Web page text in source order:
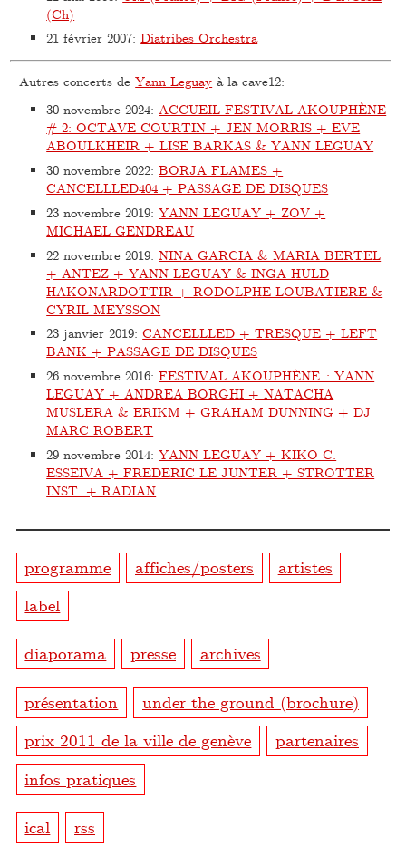
(Ch)
21 février 2007:Diatribes Orchestra
Autres concerts deYann Leguay à la cave12:
30 novembre 2024:ACCUEIL FESTIVAL AKOUPHÈNE
# 2: OCTAVE COURTIN + JEN MORRIS + EVE
ABOULKHEIR + LISE BARKAS & YANN LEGUAY
30 novembre 2022:BORJA FLAMES +
CANCELLLED404 + PASSAGE DE DISQUES
23 novembre 2019:YANN LEGUAY + ZOV +
MICHAEL GENDREAU
22 novembre 2019:NINA GARCIA & MARIA BERTEL
+ ANTEZ + YANN LEGUAY & INGA HULD
HAKONARDOTTIR + RODOLPHE LOUBATIERE &
CYRIL MEYSSON
23 janvier 2019:CANCELLLED + TRESQUE + LEFT
BANK + PASSAGE DE DISQUES
26 novembre 2016:FESTIVAL AKOUPHÈNE : YANN
LEGUAY + ANDREA BORGHI + NATACHA
MUSLERA & ERIKM + GRAHAM DUNNING + DJ
MARC ROBERT
29 novembre 2014:YANN LEGUAY + KIKO C.
ESSEIVA + FREDERIC LE JUNTER + STROTTER
INST. + RADIAN
programme affiches/posters
artistes
label
diaporama presse archives
présentation
under the ground (brochure)
prix 2011 de la ville de genève
partenaires
infos pratiques
ical rss